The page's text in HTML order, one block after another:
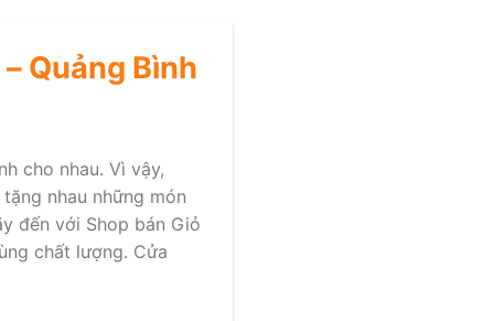
Quảng Bình
cho nhau. Vì vậy,
nhau những món
đến với Shop bán Giỏ
chất lượng. Cửa